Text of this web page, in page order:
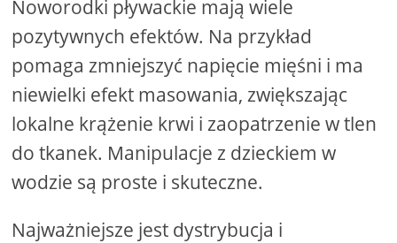
Noworodki pływackie mają wiele
pozytywnych efektów. Na przykład
pomaga zmniejszyć napięcie mięśni i ma
niewielki efekt masowania, zwiększając
lokalne krążenie krwi i zaopatrzenie w tlen
do tkanek. Manipulacje z dzieckiem w
wodzie są proste i skuteczne.
Najważniejsze jest dystrybucja i